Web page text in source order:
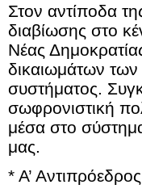
Στον αντίποδα
διαβίωσης στο
Νέας
δικαιωμάτων των
συστήματος.
σωφρονιστική
μέσα στο
μας.
* Α’